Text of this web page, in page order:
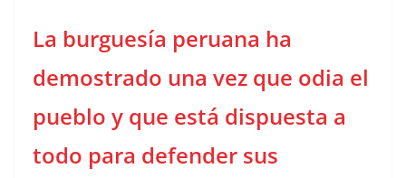
La burguesía peruana ha
demostrado una vez que odia el
pueblo y que está dispuesta a
todo para defender sus